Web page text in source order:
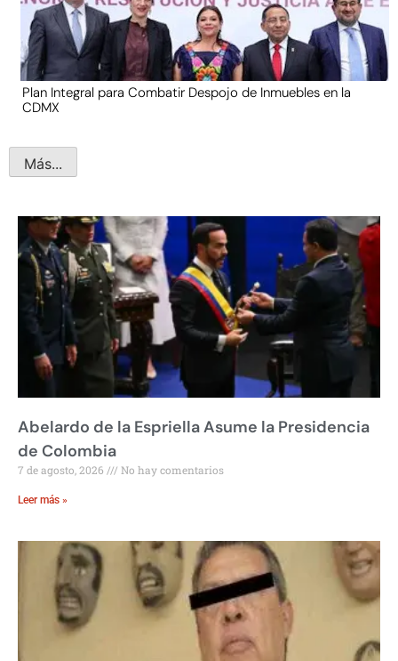
Plan Integral para Combatir Despojo de Inmuebles en la
CDMX
Más...
Abelardo de la Espriella Asume la Presidencia
de Colombia
7 de agosto, 2026 No hay comentarios
Leer más »